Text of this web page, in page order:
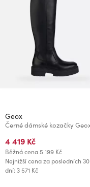
Geox
4 419 Kč
Běžná cena5 199 Kč
Nejnižší cena za posledních 30
dní: 3 571 Kč